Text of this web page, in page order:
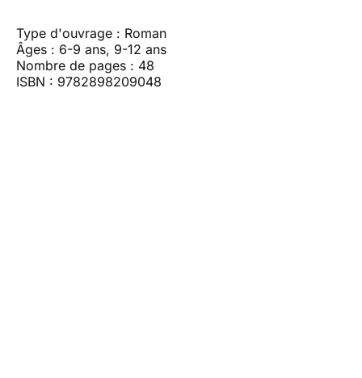
Type d'ouvrage : Roman
Âges : 6-9 ans, 9-12 ans
Nombre de pages : 48
ISBN : 9782898209048